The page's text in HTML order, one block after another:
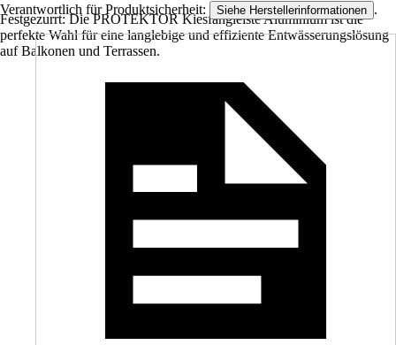
Festgezurrt: Die PROTEKTOR Kiesfangleiste Aluminium ist die
perfekte Wahl für eine langlebige und effiziente Entwässerungslösung
auf Balkonen und Terrassen.
Verantwortlich für Produktsicherheit: Siehe Herstellerinformationen .